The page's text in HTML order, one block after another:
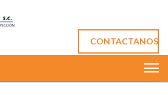
CONTACTANOS